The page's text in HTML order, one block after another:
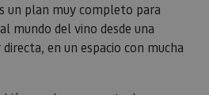
un plan muy completo para
mundo del vino desde una
en un espacio con mucha